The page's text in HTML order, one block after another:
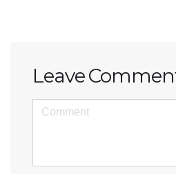
Leave
<b>Comment</b> ( * )